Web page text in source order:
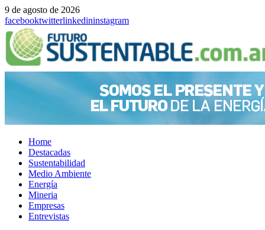
9 de agosto de 2026
facebooktwitterlinkedininstagram
Home
Destacadas
Sustentabilidad
Medio Ambiente
Energía
Mineria
Empresas
Entrevistas